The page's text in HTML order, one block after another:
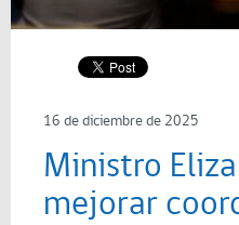
16 de diciembre de 2025
Ministro
mejorar